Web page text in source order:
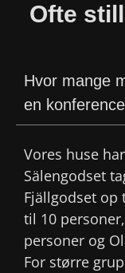
Ofte
Hvor mange
en
Vores huse
Sälengodset
Fjällgodset op
til 10
personer og
For større